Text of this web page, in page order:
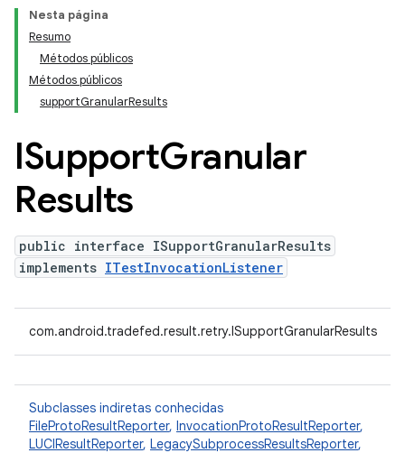
Nesta página
Resumo
Métodos públicos
Métodos públicos
supportGranularResults
ISupportGranular
Results
public interface ISupportGranularResults
implements ITestInvocationListener
com.android.tradefed.result.retry.ISupportGranularResults
Subclasses indiretas conhecidas
FileProtoResultReporter, InvocationProtoResultReporter,
LUCIResultReporter, LegacySubprocessResultsReporter,